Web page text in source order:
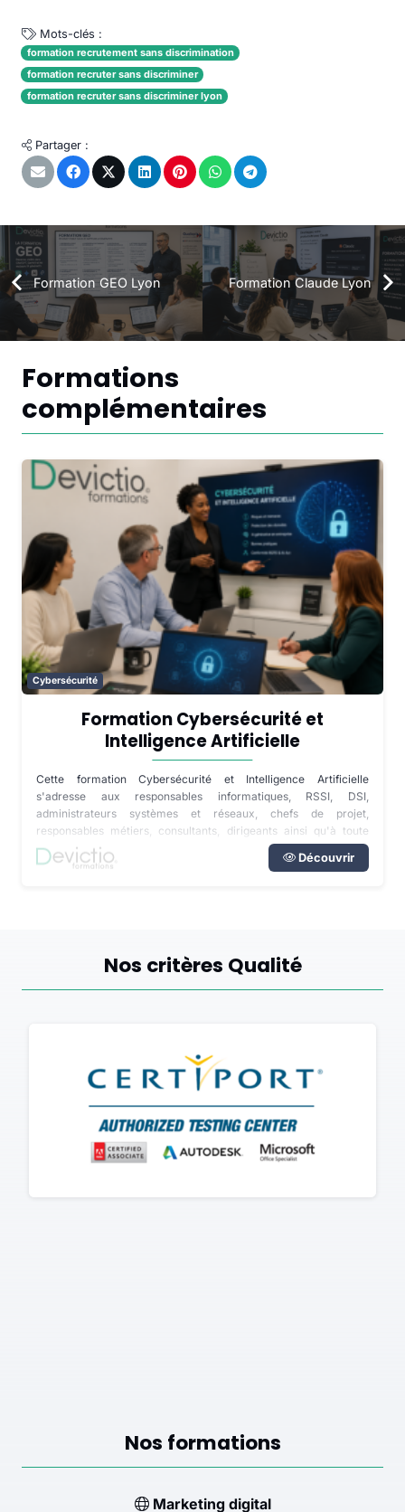
Mots-clés :
formation recrutement sans discrimination
formation recruter sans discriminer
formation recruter sans discriminer lyon
Partager :
Formation GEO Lyon Formation Claude Lyon
Formations
complémentaires
Cybersécurité
Formation Cybersécurité et
Intelligence Artificielle
Cette formation Cybersécurité et Intelligence Artificielle
s'adresse aux responsables informatiques, RSSI, DSI,
administrateurs systèmes et réseaux, chefs de projet,
responsables métiers, consultants, dirigeants ainsi qu'à toute
personne impliquée dans la transformation numérique de son
entreprise. Disponible en inter-entreprises dans notre centre de
Découvrir
Nos critères Qualité
Nos formations
Marketing digital